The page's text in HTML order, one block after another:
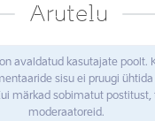
Arutelu
avaldatud kasutajate poolt.
sisu ei pruugi
märkad sobimatut postitust,
moderaatoreid.